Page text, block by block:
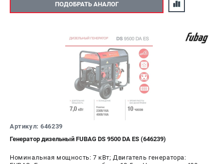
ПОДОБРАТЬ АНАЛОГ
Артикул: 646239
Генератор дизельный FUBAG DS 9500 DA ES (646239)
Номинальная мощность: 7 кВт; Двигатель генератора: